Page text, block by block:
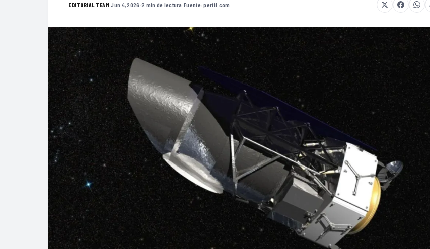
EDITORIAL TEAM·Jun 4, 2026 ·2 min de lectura ·Fuente:perfil.com